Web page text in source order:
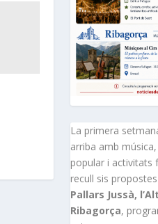
La primera
arriba amb
popular i activitats
recull sis
Pallars Jussà,
Ribagorça,